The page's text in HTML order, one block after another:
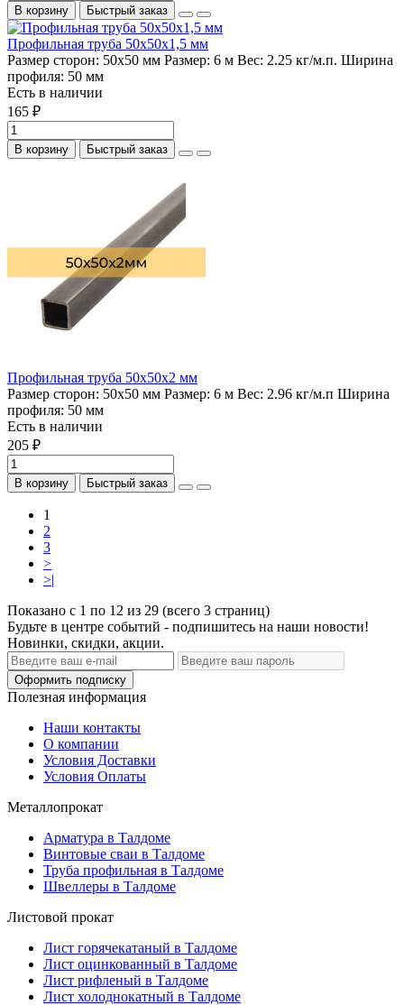
В корзину Быстрый заказ
Профильная труба 50х50х1,5 мм
Размер сторон: 50х50 мм Размер: 6 м Вес: 2.25 кг/м.п. Ширина
профиля: 50 мм
Есть в наличии
165 ₽
В корзину Быстрый заказ
Профильная труба 50х50х2 мм
Размер сторон: 50х50 мм Размер: 6 м Вес: 2.96 кг/м.п Ширина
профиля: 50 мм
Есть в наличии
205 ₽
В корзину Быстрый заказ
1
2
3
>
>|
Показано с 1 по 12 из 29 (всего 3 страниц)
Будьте в центре событий - подпишитесь на наши новости!
Новинки, скидки, акции.
Оформить подписку
Полезная информация
Наши контакты
О компании
Условия Доставки
Условия Оплаты
Металлопрокат
Арматура в Талдоме
Винтовые сваи в Талдоме
Труба профильная в Талдоме
Швеллеры в Талдоме
Листовой прокат
Лист горячекатаный в Талдоме
Лист оцинкованный в Талдоме
Лист рифленый в Талдоме
Лист холоднокатный в Талдоме